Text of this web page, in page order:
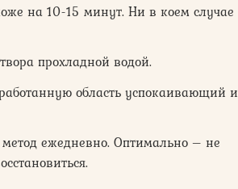
на 10-15 минут. Ни в коем случае
прохладной водой.
область успокаивающий и
метод ежедневно. Оптимально – не